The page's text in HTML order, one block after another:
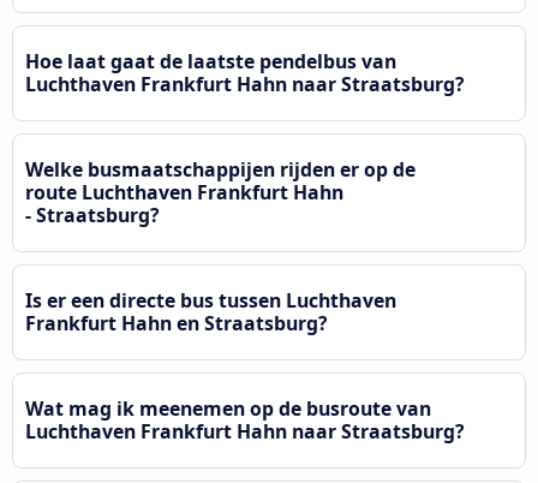
Hoe laat gaat de laatste pendelbus van
Luchthaven Frankfurt Hahn naar Straatsburg?
Welke busmaatschappijen rijden er op de
route Luchthaven Frankfurt Hahn
- Straatsburg?
Is er een directe bus tussen Luchthaven
Frankfurt Hahn en Straatsburg?
Wat mag ik meenemen op de busroute van
Luchthaven Frankfurt Hahn naar Straatsburg?